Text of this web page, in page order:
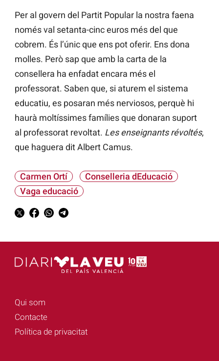
Per al govern del Partit Popular la nostra faena
només val setanta-cinc euros més del que
cobrem. És l’únic que ens pot oferir. Ens dona
molles. Però sap que amb la carta de la
consellera ha enfadat encara més el
professorat. Saben que, si aturem el sistema
educatiu, es posaran més nerviosos, perquè hi
haurà moltíssimes famílies que donaran suport
al professorat revoltat. Les enseignants révoltés,
que haguera dit Albert Camus.
Carmen Ortí
Conselleria dEducació
Vaga educació
Qui som
Contacte
Política de privacitat